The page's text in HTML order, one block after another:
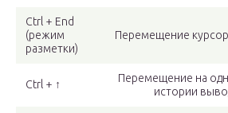
Ctrl + End
(режим
разметки)
Перемещение
Ctrl + ↑
Перемещение на
истории